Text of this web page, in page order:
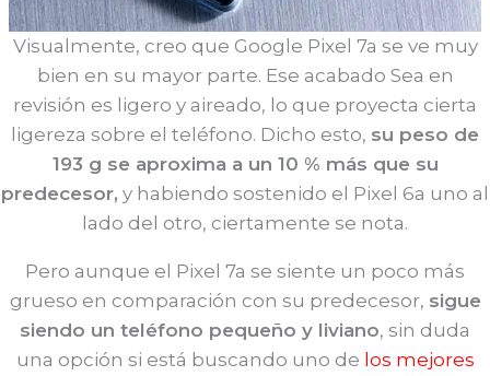
Visualmente, creo que Google Pixel 7a se ve muy
bien en su mayor parte. Ese acabado Sea en
revisión es ligero y aireado, lo que proyecta cierta
ligereza sobre el teléfono. Dicho esto, su peso de
193 g se aproxima a un 10 % más que su
predecesor, y habiendo sostenido el Pixel 6a uno al
lado del otro, ciertamente se nota.
Pero aunque el Pixel 7a se siente un poco más
grueso en comparación con su predecesor, sigue
siendo un teléfono pequeño y liviano, sin duda
una opción si está buscando uno de los mejores